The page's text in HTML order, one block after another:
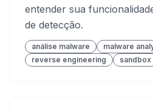
entender sua
de detecção.
análise malware
malware
reverse engineering
sandbox